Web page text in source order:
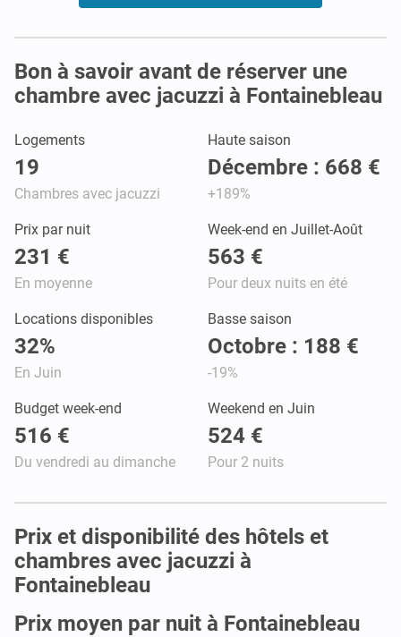
Bon à savoir avant de réserver une
chambre avec jacuzzi à Fontainebleau
Logements
19
Chambres avec jacuzzi
Haute saison
Décembre : 668 €
+189%
Prix par nuit
231 €
En moyenne
Week-end en Juillet-Août
563 €
Pour deux nuits en été
Locations disponibles
32%
En Juin
Basse saison
Octobre : 188 €
-19%
Budget week-end
516 €
Du vendredi au dimanche
Weekend en Juin
524 €
Pour 2 nuits
Prix et disponibilité des hôtels et
chambres avec jacuzzi à
Fontainebleau
Prix moyen par nuit à Fontainebleau